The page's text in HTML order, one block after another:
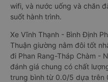
wifi, và nước uống và chăn
suốt hành trình.
Xe Vĩnh Thạnh - Bình Định
Thuận giường nằm đôi tốt
đi Phan Rang-Tháp Chàm -
đánh giá chung có chất
trung bình từ 0.0/5 dựa trên